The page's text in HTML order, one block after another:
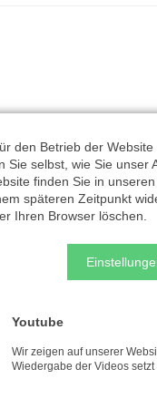
den Betrieb der
selbst, wie Sie unser
finden Sie in unseren
späteren Zeitpunkt
Ihren Browser löschen.
Youtube
Wir zeigen auf unserer
Wiedergabe der Videos setzt